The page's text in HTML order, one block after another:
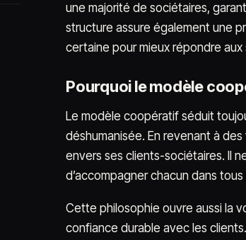
une majorité de sociétaires,
structure assure également une
certaine pour mieux répondre
Pourquoi le modèle
Le modèle coopératif séduit
déshumanisée. En revenant à
envers ses clients-sociétaires. Il
d’accompagner chacun dans
Cette philosophie ouvre aussi la
confiance durable avec les